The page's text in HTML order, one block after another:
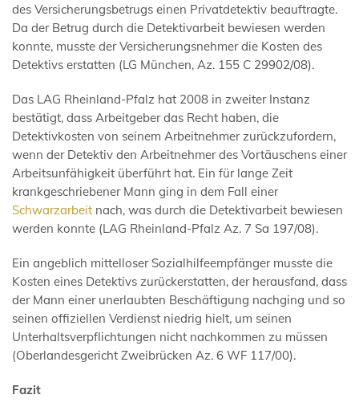
des Versicherungsbetrugs einen Privatdetektiv beauftragte.
Da der Betrug durch die Detektivarbeit bewiesen werden
konnte, musste der Versicherungsnehmer die Kosten des
Detektivs erstatten (LG München, Az. 155 C 29902/08).
Das LAG Rheinland-Pfalz hat 2008 in zweiter Instanz
bestätigt, dass Arbeitgeber das Recht haben, die
Detektivkosten von seinem Arbeitnehmer zurückzufordern,
wenn der Detektiv den Arbeitnehmer des Vortäuschens einer
Arbeitsunfähigkeit überführt hat. Ein für lange Zeit
krankgeschriebener Mann ging in dem Fall einer
Schwarzarbeit nach, was durch die Detektivarbeit bewiesen
werden konnte (LAG Rheinland-Pfalz Az. 7 Sa 197/08).
Ein angeblich mittelloser Sozialhilfeempfänger musste die
Kosten eines Detektivs zurückerstatten, der herausfand, dass
der Mann einer unerlaubten Beschäftigung nachging und so
seinen offiziellen Verdienst niedrig hielt, um seinen
Unterhaltsverpflichtungen nicht nachkommen zu müssen
(Oberlandesgericht Zweibrücken Az. 6 WF 117/00).
Fazit